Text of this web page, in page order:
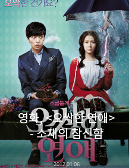
영화, <오싹한 연애>
- 소재의 참신함
2012.01.06